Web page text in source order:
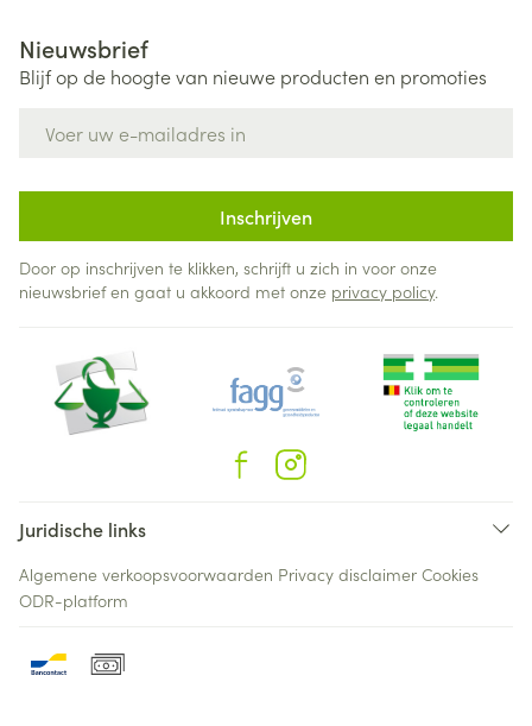
Nieuwsbrief
Blijf op de hoogte van nieuwe producten en promoties
Inschrijven
Door op inschrijven te klikken, schrijft u zich in voor onze
nieuwsbrief en gaat u akkoord met onze privacy policy.
Juridische links
Algemene verkoopsvoorwaarden Privacy disclaimer Cookies
ODR-platform